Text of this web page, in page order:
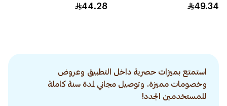
49.34
44.28
استمتع بميزات حصرية داخل التطبيق وعروض
وخصومات مميزة. وتوصيل مجاني لمدة سنة كاملة
للمستخدمين الجدد!